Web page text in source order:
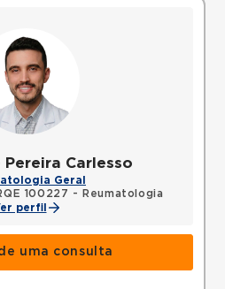
Pereira Carlesso
Geral
100227 - Reumatologia
perfil
uma consulta